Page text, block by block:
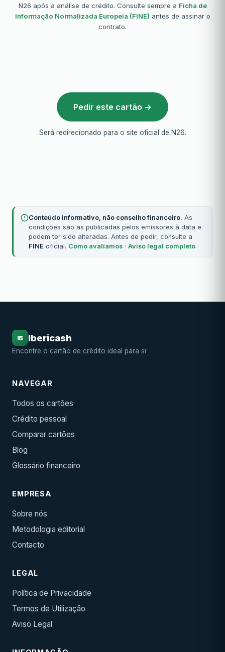
N26 após a análise de crédito. Consulte sempre a Ficha de
Informação Normalizada Europeia (FINE) antes de assinar o
contrato.
Pedir este cartão →
Será redirecionado para o site oficial de N26.
Conteúdo informativo, não conselho financeiro. As
condições são as publicadas pelos emissores à data e
podem ter sido alteradas. Antes de pedir, consulte a
FINE oficial. Como avaliamos · Aviso legal completo.
IB Ibericash
Encontre o cartão de crédito ideal para si
NAVEGAR
Todos os cartões
Crédito pessoal
Comparar cartões
Blog
Glossário financeiro
EMPRESA
Sobre nós
Metodologia editorial
Contacto
LEGAL
Política de Privacidade
Termos de Utilização
Aviso Legal